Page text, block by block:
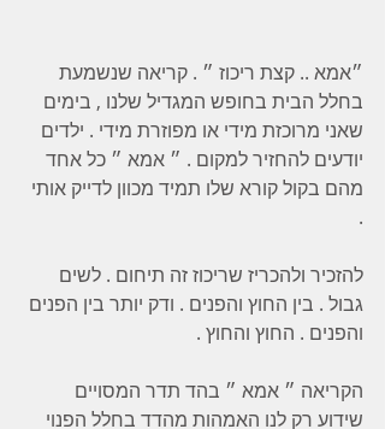
״אמא .. קצת ריכוז ״ . קריאה שנשמעת
בחלל הבית בחופש המגדיל שלנו , בימים
שאני מרוכזת מידי או מפוזרת מידי . ילדים
יודעים להחזיר למקום . ״ אמא ״ כל אחד
מהם בקול קורא שלו תמיד מכוון לדייק אותי
.
להזכיר ולהכריז שריכוז זה תיחום . לשים
גבול . בין החוץ והפנים . ודק יותר בין הפנים
והפנים . החוץ והחוץ .
הקריאה ״ אמא ״ בהד תדר המסויים
שידוע רק לנו האמהות מהדד בחלל הפנוי